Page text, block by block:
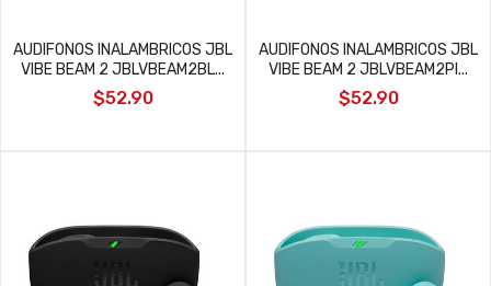
AUDIFONOS INALAMBRICOS JBL
VIBE BEAM 2 JBLVBEAM2BL...
$52.90
AUDIFONOS INALAMBRICOS JBL
VIBE BEAM 2 JBLVBEAM2PI...
$52.90